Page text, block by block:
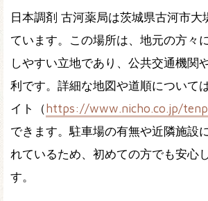
日本調剤 古河薬局は茨城県古河市大
ています。この場所は、地元の方々
しやすい立地であり、公共交通機関
利です。詳細な地図や道順について
イト（https://www.nicho.co.jp/
できます。駐車場の有無や近隣施設
れているため、初めての方でも安心
す。